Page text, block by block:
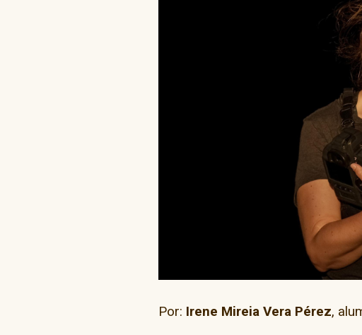
Por: Irene Mireia Vera Pérez,
“Go Skate Day” en
skate